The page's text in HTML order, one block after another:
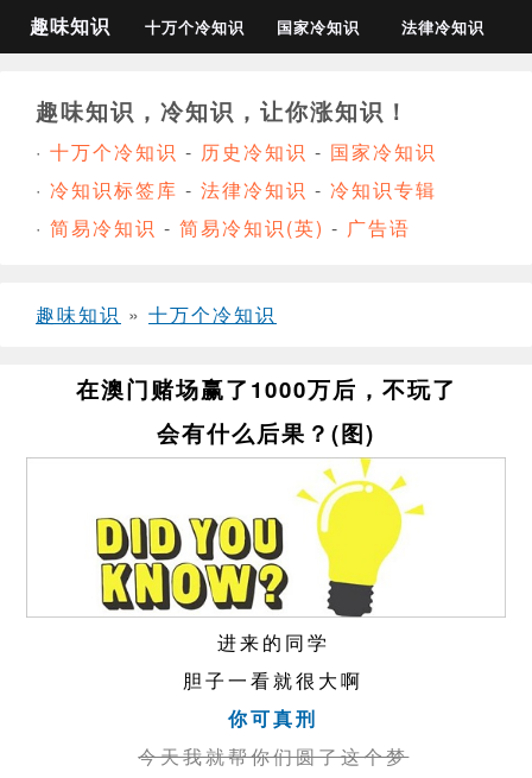
趣味知识 十万个冷知识 国家冷知识 法律冷知识
趣味知识，冷知识，让你涨知识！
· 十万个冷知识 - 历史冷知识 - 国家冷知识
· 冷知识标签库 - 法律冷知识 - 冷知识专辑
· 简易冷知识 - 简易冷知识(英) - 广告语
趣味知识 » 十万个冷知识
在澳门赌场赢了1000万后，不玩了
会有什么后果？(图)
进来的同学
胆子一看就很大啊
你可真刑
今天我就帮你们圆了这个梦